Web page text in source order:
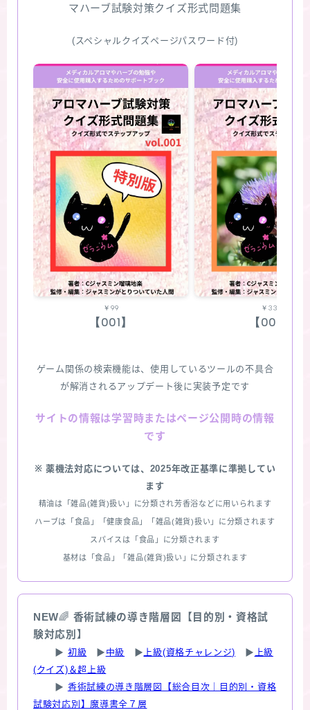
マハーブ試験対策クイズ形式問題集
(スペシャルクイズページパスワード付)
￥99
【001】
￥330
【002】
ゲーム関係の検索機能は、使用しているツールの不具合
が解消されるアップデート後に実装予定です
サイトの情報は学習時またはページ公開時の情報
です
※ 薬機法対応については、2025年改正基準に準拠してい
ます
精油は「雑品(雑貨)扱い」に分類され芳香浴などに用いられます
ハーブは「食品」「健康食品」「雑品(雑貨)扱い」に分類されます
スパイスは「食品」に分類されます
基材は「食品」「雑品(雑貨)扱い」に分類されます
NEW🌈 香術試練の導き階層図【目的別・資格試
験対応別】
▶ 初級 ▶ 中級 ▶ 上級(資格チャレンジ) ▶ 上級
(クイズ)＆超上級
▶ 香術試練の導き階層図【総合目次｜目的別・資格
試験対応別】魔導書全７層